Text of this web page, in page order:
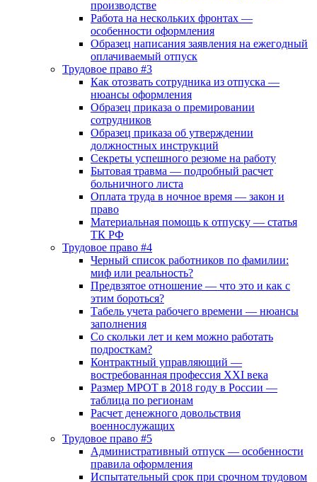
производстве
Работа на нескольких фронтах —
особенности оформления
Образец написания заявления на ежегодный
оплачиваемый отпуск
Трудовое право #3
Как отозвать сотрудника из отпуска —
нюансы оформления
Образец приказа о премировании
сотрудников
Образец приказа об утверждении
должностных инструкций
Секреты успешного резюме на работу
Бытовая травма — подробный расчет
больничного листа
Оплата труда в ночное время — закон и
право
Материальная помощь к отпуску — статья
ТК РФ
Трудовое право #4
Черный список работников по фамилии:
миф или реальность?
Предвзятое отношение — что это и как с
этим бороться?
Табель учета рабочего времени — нюансы
заполнения
Со скольки лет и кем можно работать
подросткам?
Контрактный управляющий —
востребованная профессия XXI века
Размер МРОТ в 2018 году в России —
таблица по регионам
Расчет денежного довольствия
военнослужащих
Трудовое право #5
Административный отпуск — особенности
правила оформления
Испытательный срок при срочном трудовом